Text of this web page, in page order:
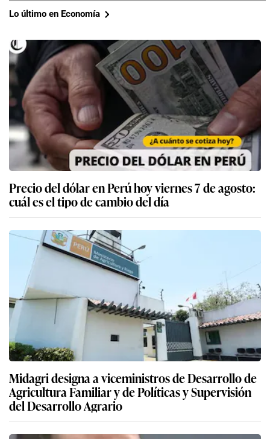
Lo último en Economía
Precio del dólar en Perú hoy viernes 7 de agosto:
cuál es el tipo de cambio del día
Midagri designa a viceministros de Desarrollo de
Agricultura Familiar y de Políticas y Supervisión
del Desarrollo Agrario